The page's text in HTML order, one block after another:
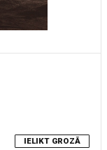
IELIKT GROZĀ